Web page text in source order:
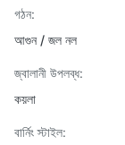
গঠন:
আগুন / জল নল
জ্বালানী উপলব্ধ:
কয়লা
বার্নিং স্টাইল: